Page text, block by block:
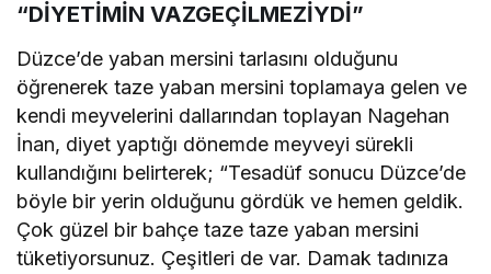
“DİYETİMİN VAZGEÇİLMEZİYDİ”
Düzce’de yaban mersini tarlasını olduğunu
öğrenerek taze yaban mersini toplamaya gelen ve
kendi meyvelerini dallarından toplayan Nagehan
İnan, diyet yaptığı dönemde meyveyi sürekli
kullandığını belirterek; “Tesadüf sonucu Düzce’de
böyle bir yerin olduğunu gördük ve hemen geldik.
Çok güzel bir bahçe taze taze yaban mersini
tüketiyorsunuz. Çeşitleri de var. Damak tadınıza